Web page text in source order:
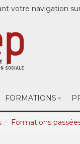
votre navigation
FORMATIONS
Formations